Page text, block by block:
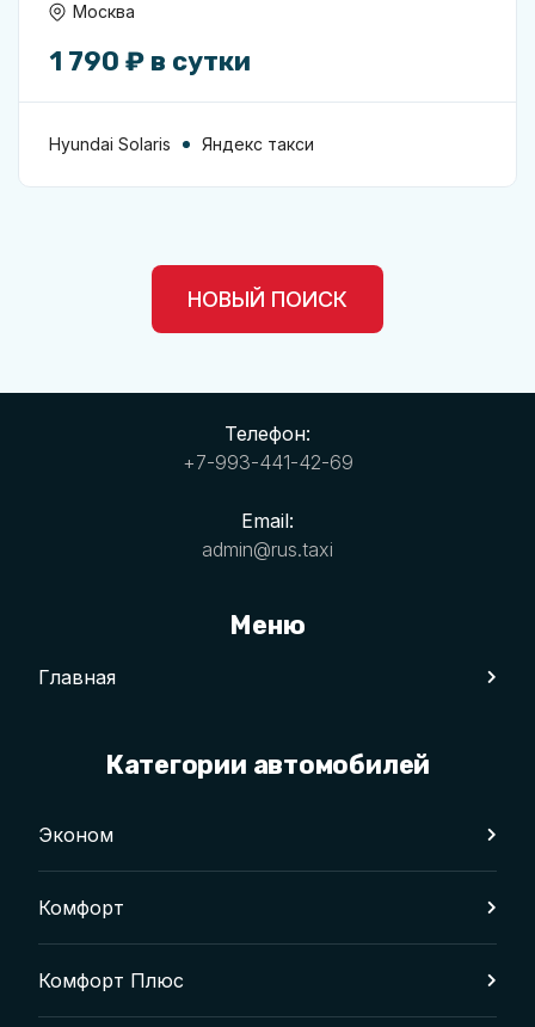
Москва
1 790 ₽ в сутки
Hyundai Solaris Яндекс такси
НОВЫЙ ПОИСК
Телефон:
+7-993-441-42-69
Email:
admin@rus.taxi
Меню
Главная
Категории автомобилей
Эконом
Комфорт
Комфорт Плюс